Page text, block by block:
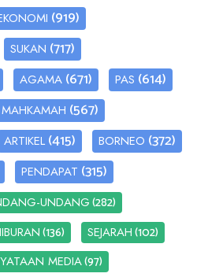
(919)
SUKAN (717)
AGAMA (671) PAS (614)
MAHKAMAH (567)
ARTIKEL (415) BORNEO (372)
PENDAPAT (315)
UNDANG(282)
(136) SEJARAH(102)
MEDIA(97)